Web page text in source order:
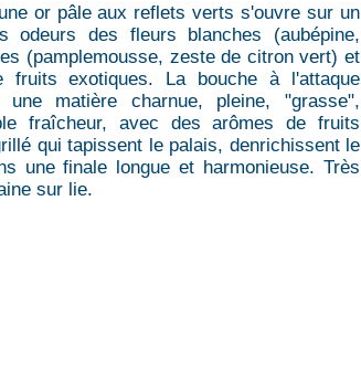
or pâle aux reflets verts s'ouvre sur un
odeurs des fleurs blanches (aubépine,
(pamplemousse, zeste de citron vert) et
fruits exotiques. La bouche à l'attaque
une matière charnue, pleine, "grasse",
fraîcheur, avec des arômes de fruits
qui tapissent le palais, denrichissent le
une finale longue et harmonieuse. Très
sur lie.